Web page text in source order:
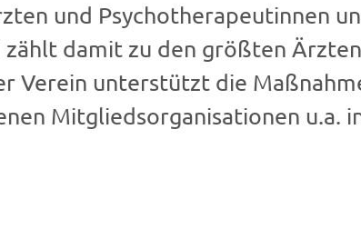
und Psychotherapeutinnen
damit zu den größten
Verein unterstützt die
Mitgliedsorganisationen u.a.